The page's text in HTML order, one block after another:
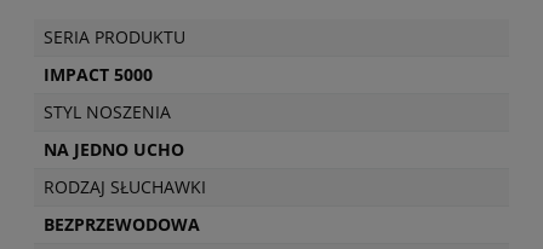
SERIA PRODUKTU
IMPACT 5000
STYL NOSZENIA
NA JEDNO UCHO
RODZAJ SŁUCHAWKI
BEZPRZEWODOWA